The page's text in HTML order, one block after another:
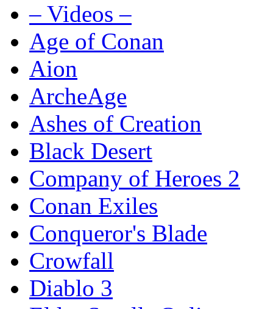
– Videos –
Age of Conan
Aion
ArcheAge
Ashes of Creation
Black Desert
Company of Heroes 2
Conan Exiles
Conqueror's Blade
Crowfall
Diablo 3